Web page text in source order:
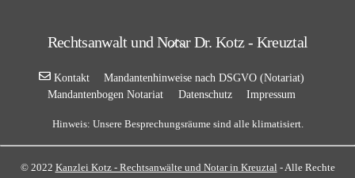
Back
Top
Rechtsanwalt und Notar Dr. Kotz - Kreuztal
Kontakt
Mandantenhinweise nach DSGVO (Notariat)
Mandantenbogen Notariat
Datenschutz Impressum
Hinweis: Unsere Besprechungsräume sind alle klimatisiert.
© 2022 Kanzlei Kotz - Rechtsanwälte und Notar in Kreuztal - Alle Rechte